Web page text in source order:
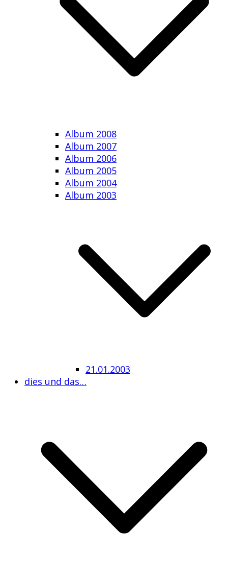
Album 2008
Album 2007
Album 2006
Album 2005
Album 2004
Album 2003
21.01.2003
dies und das…